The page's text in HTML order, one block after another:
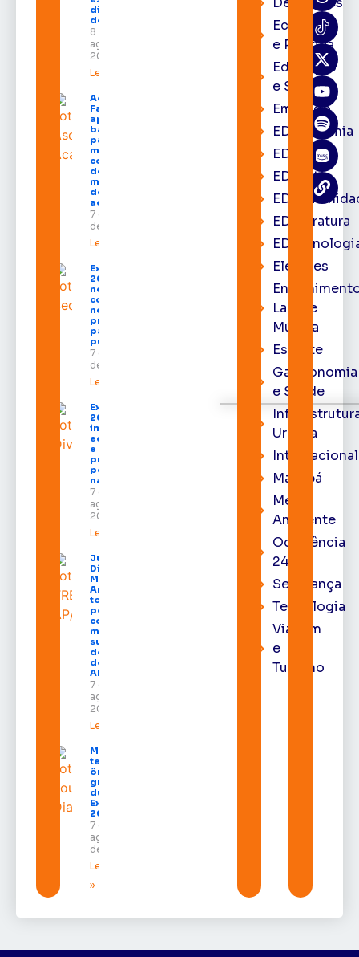
dias 10 e 11
de agosto
8 de
agosto de
2026
Leia mais »
Acácio
Favacho
apresenta
balanço
parcial do
mandato
com mais
de R$ 668
milhões
destinados
ao Amapá
7 de agosto
de 2026
Leia mais »
Expofeira
2026 começa
neste sábado
com shows,
negócios e
programação
para todos os
públicos
7 de agosto
de 2026
Leia mais »
Expofeira
2026
impulsiona
economia
e aumenta
procura
por hotéis
na capital
7 de
agosto de
2026
Leia mais »
Juiz
Diego
Moura de
Araújo
toma
posse
como
membro
substituto
do Pleno
do TRE-
AP
7 de
agosto de
2026
Leia mais »
Macapá
terá
ônibus
gratuitos
durante a
Expofeira
2026
7 de
agosto
de 2026
Leia mais
»
Economia
e Política
Educação
e Saúde
Emprego
EDacademia
EDbrasília
EDcast
EDliteratura
Eleições
Lazer e
Música
Esporte
Gastronomia
e Saúde
Urbana
Internacional
Macapá
Meio
Ambiente
Ocorrência
24h
Segurança
Tecnologia
Viagem
e
Turismo